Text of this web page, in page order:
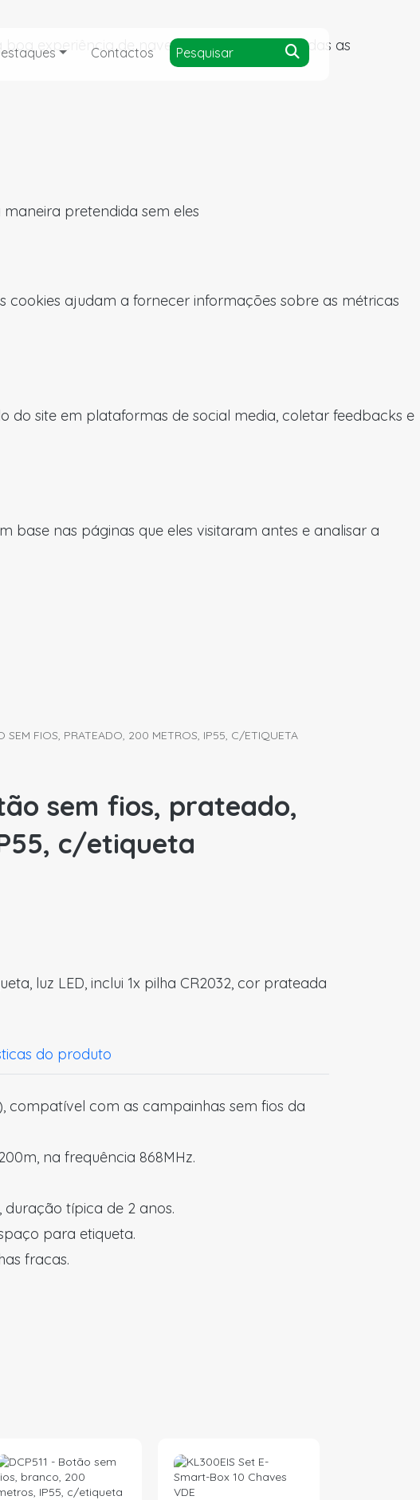
experiência de navegação e acesso a todas as
pretendida sem eles
cookies ajudam a fornecer informações sobre as métricas
site em plataformas de social media, coletar feedbacks e
base nas páginas que eles visitaram antes e analisar a
Contactos
SEM FIOS, PRATEADO, 200 METROS, IP55, C/ETIQUETA
sem fios, prateado,
c/etiqueta
luz LED, inclui 1x pilha CR2032, cor prateada
do produto
compatível com as campainhas sem fios da
na frequência 868MHz.
duração típica de 2 anos.
para etiqueta.
fracas.